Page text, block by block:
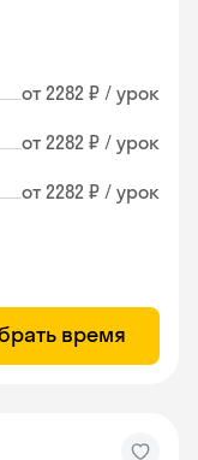
от 2282 ₽ / урок
от 2282 ₽ / урок
от 2282 ₽ / урок
время